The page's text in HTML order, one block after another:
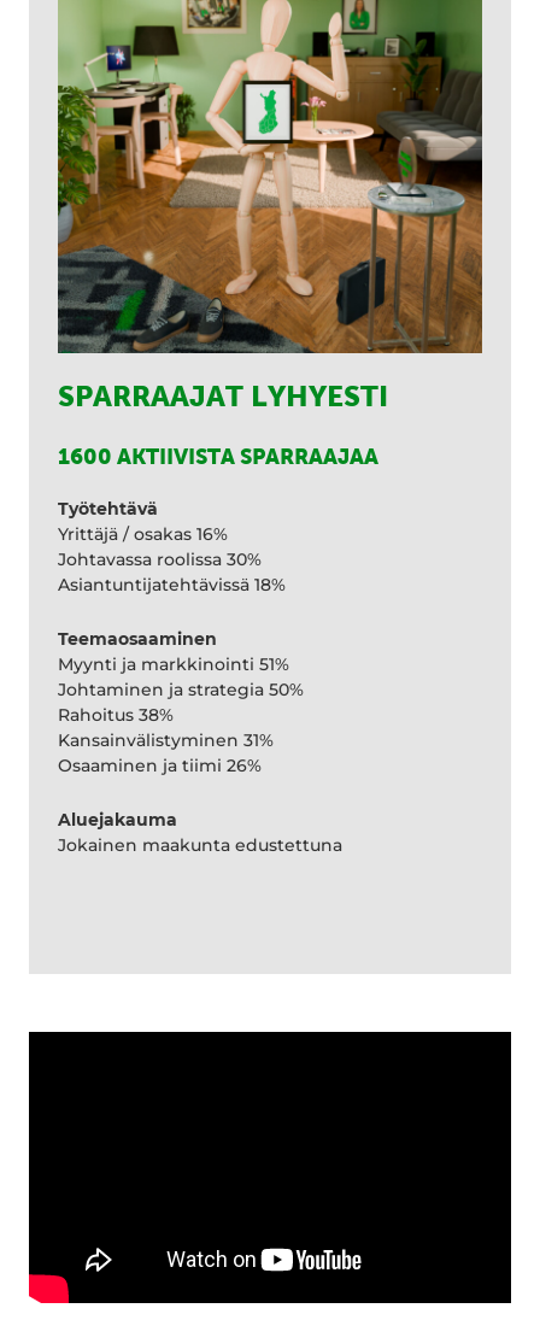
SPARRAAJAT LYHYESTI
1600 AKTIIVISTA SPARRAAJAA
Työtehtävä
Yrittäjä / osakas 16%
Johtavassa roolissa 30%
Asiantuntijatehtävissä 18%
Teemaosaaminen
Myynti ja markkinointi 51%
Johtaminen ja strategia 50%
Rahoitus 38%
Kansainvälistyminen 31%
Osaaminen ja tiimi 26%
Aluejakauma
Jokainen maakunta edustettuna